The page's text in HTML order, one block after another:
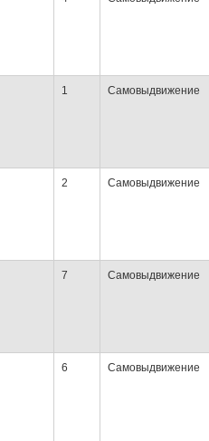
1 Самовыдвижение
2 Самовыдвижение
7 Самовыдвижение
6 Самовыдвижение